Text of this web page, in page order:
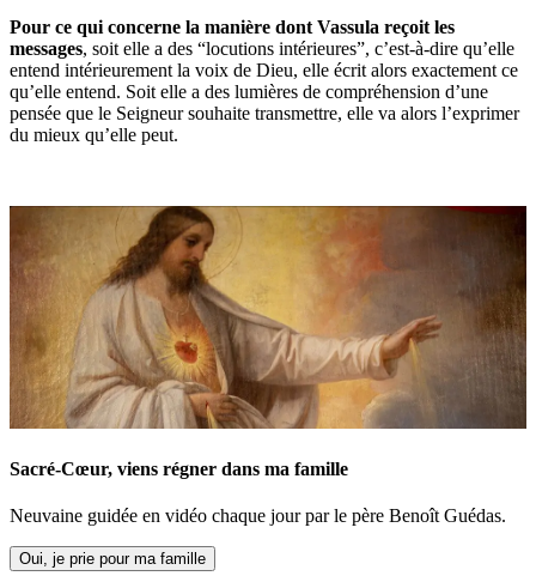
Pour ce qui concerne la manière dont Vassula reçoit les
messages, soit elle a des “locutions intérieures”, c’est-à-dire qu’elle
entend intérieurement la voix de Dieu, elle écrit alors exactement ce
qu’elle entend. Soit elle a des lumières de compréhension d’une
pensée que le Seigneur souhaite transmettre, elle va alors l’exprimer
du mieux qu’elle peut.
Sacré-Cœur, viens régner dans ma famille
Neuvaine guidée en vidéo chaque jour par le père Benoît Guédas.
Oui, je prie pour ma famille